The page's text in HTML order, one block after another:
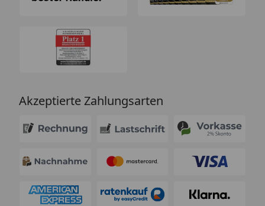
Akzeptierte Zahlungsarten